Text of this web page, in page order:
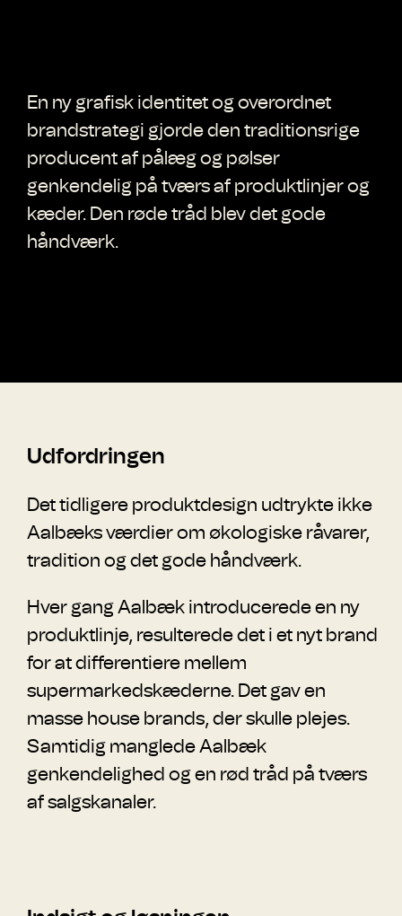
En ny grafisk identitet og overordnet
brandstrategi gjorde den traditionsrige
producent af pålæg og pølser
genkendelig på tværs af produktlinjer og
kæder. Den røde tråd blev det gode
håndværk.
Udfordringen
Det tidligere produktdesign udtrykte ikke
Aalbæks værdier om økologiske råvarer,
tradition og det gode håndværk.
Hver gang Aalbæk introducerede en ny
produktlinje, resulterede det i et nyt brand
for at differentiere mellem
supermarkedskæderne. Det gav en
masse house brands, der skulle plejes.
Samtidig manglede Aalbæk
genkendelighed og en rød tråd på tværs
af salgskanaler.